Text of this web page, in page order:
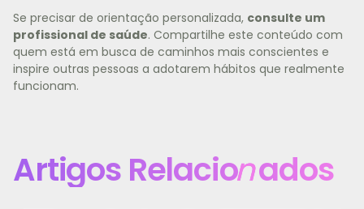
Se precisar de orientação personalizada, consulte um
profissional de saúde. Compartilhe este conteúdo com
quem está em busca de caminhos mais conscientes e
inspire outras pessoas a adotarem hábitos que realmente
funcionam.
Artigos Relacionados